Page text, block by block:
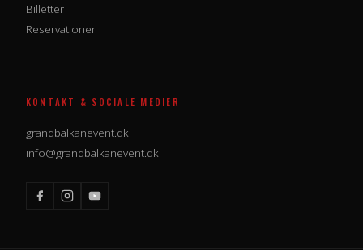
Billetter
Reservationer
KONTAKT & SOCIALE MEDIER
grandbalkanevent.dk
info@grandbalkanevent.dk